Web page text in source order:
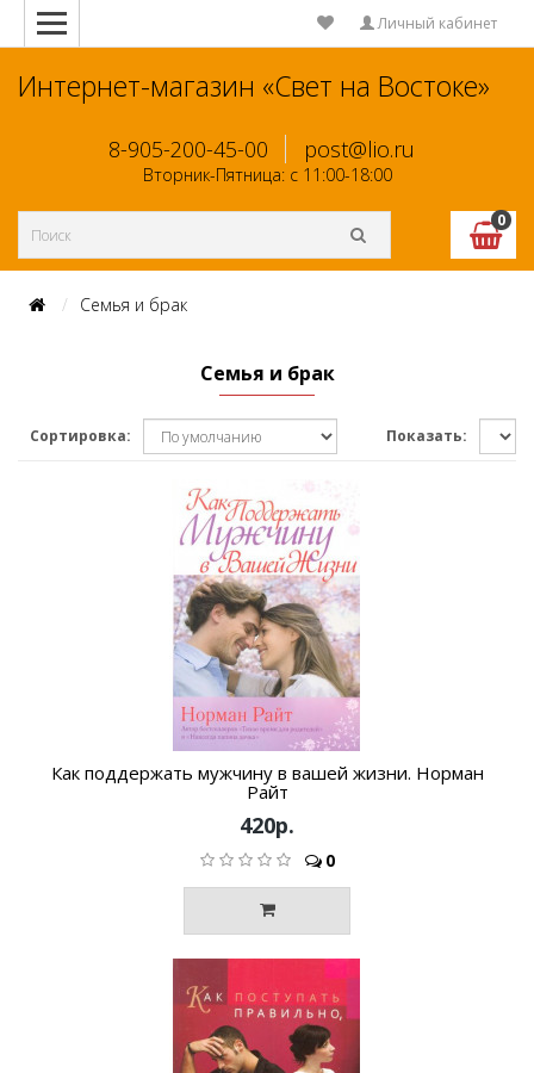
Личный кабинет
Интернет-магазин «Свет на Востоке»
8-905-200-45-00 post@lio.ru
Вторник-Пятница: с 11:00-18:00
0
Семья и брак
Семья и брак
Сортировка: Показать:
Как поддержать мужчину в вашей жизни. Норман
Райт
420р.
0